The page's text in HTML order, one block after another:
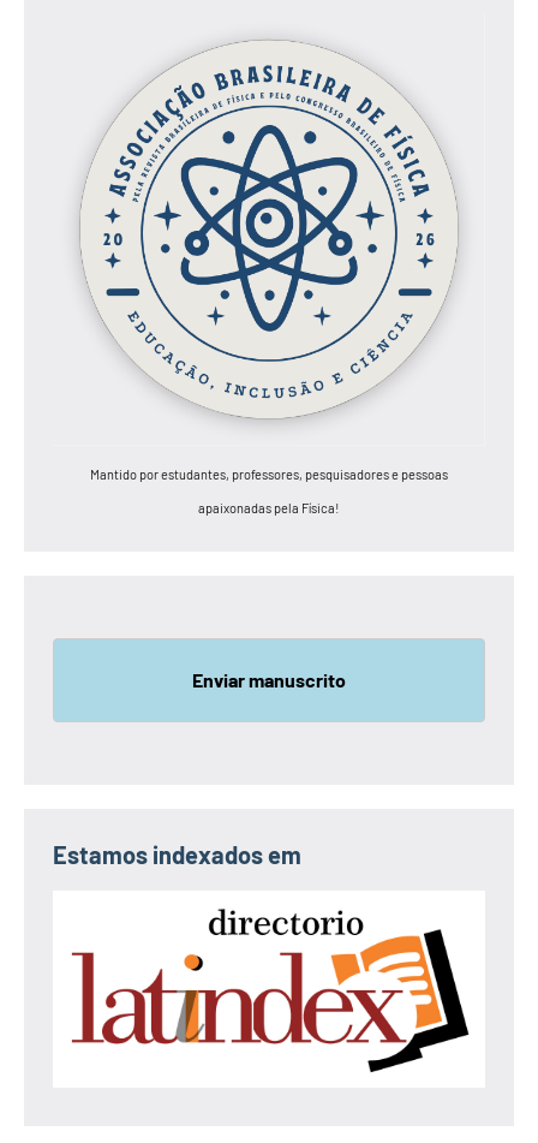
Mantido por estudantes, professores, pesquisadores e pessoas
apaixonadas pela Física!
Enviar manuscrito
Estamos indexados em